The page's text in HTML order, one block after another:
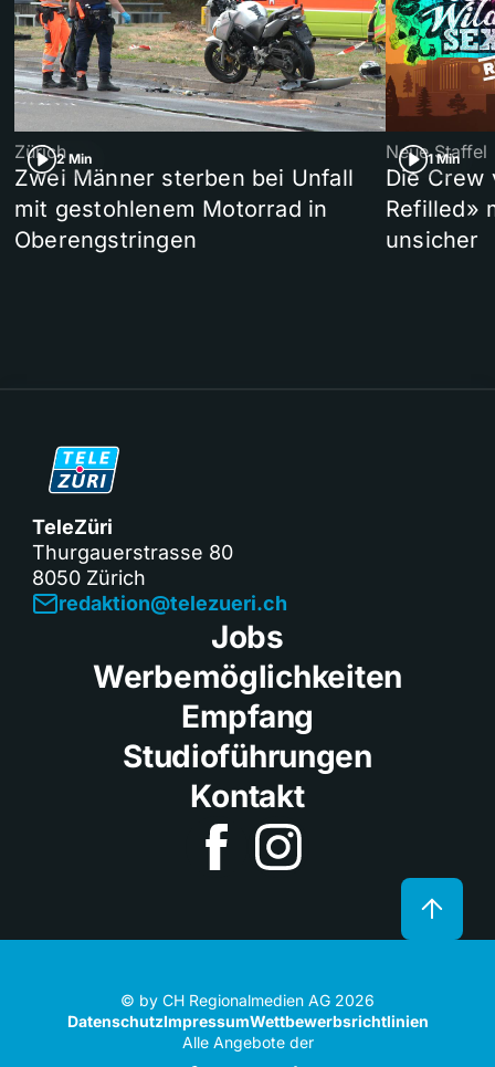
2 Min
Zürich
Zwei Männer sterben bei Unfall
mit gestohlenem Motorrad in
Oberengstringen
1 Min
Neue Staffel
Die Crew
Refilled»
unsicher
TeleZüri
Thurgauerstrasse 80
8050 Zürich
redaktion@telezueri.ch
Jobs
Werbemöglichkeiten
Empfang
Studioführungen
Kontakt
© by CH Regionalmedien AG 2026
DatenschutzImpressumWettbewerbsrichtlinien
Alle Angebote der